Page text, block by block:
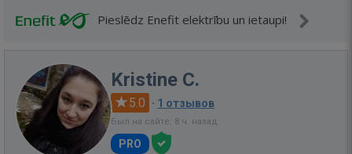
Pieslēdz Enefit elektrību un ietaupi!
Kristine C.
5.0 · 1 отзывов
Был на сайте: 8 ч. назад
PRO